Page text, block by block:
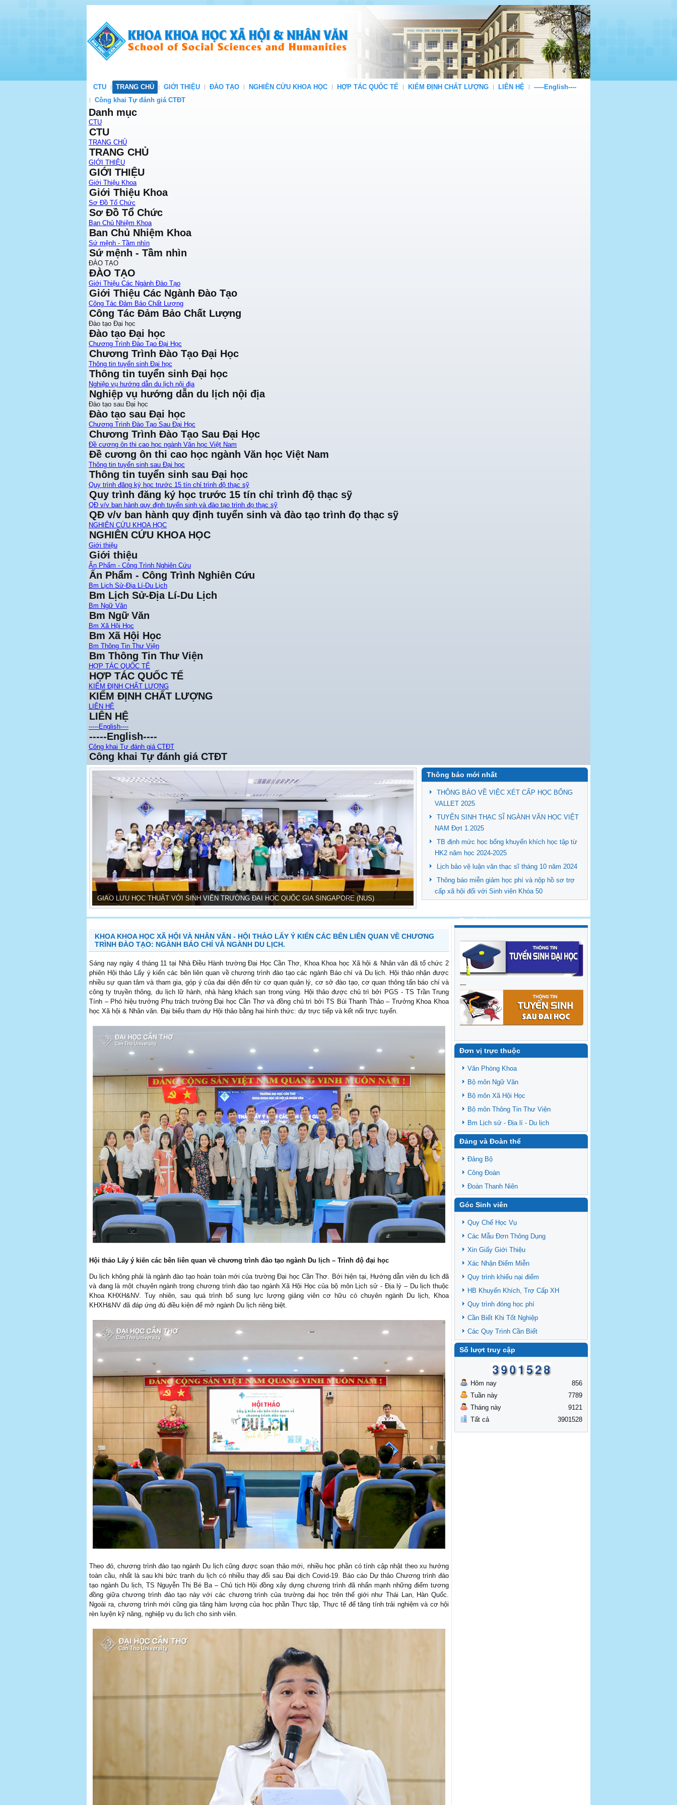
CTU TRANG CHỦ GIỚI THIỆU ĐÀO TẠO NGHIÊN CỨU KHOA HỌC HỢP TÁC QUỐC TẾ KIỂM ĐỊNH CHẤT LƯỢNG LIÊN HỆ
-----English----
Công khai Tự đánh giá CTĐT
Danh mục
CTU
CTU
TRANG CHỦ
TRANG CHỦ
GIỚI THIỆU
GIỚI THIỆU
Giới Thiệu Khoa
Giới Thiệu Khoa
Sơ Đồ Tổ Chức
Sơ Đồ Tổ Chức
Ban Chủ Nhiệm Khoa
Ban Chủ Nhiệm Khoa
Sứ mệnh - Tầm nhìn
Sứ mệnh - Tầm nhìn
ĐÀO TẠO
ĐÀO TẠO
Giới Thiệu Các Ngành Đào Tạo
Giới Thiệu Các Ngành Đào Tạo
Công Tác Đảm Bảo Chất Lượng
Công Tác Đảm Bảo Chất Lượng
Đào tạo Đại học
Đào tạo Đại học
Chương Trình Đào Tạo Đại Học
Chương Trình Đào Tạo Đại Học
Thông tin tuyển sinh Đại học
Thông tin tuyển sinh Đại học
Nghiệp vụ hướng dẫn du lịch nội địa
Nghiệp vụ hướng dẫn du lịch nội địa
Đào tạo sau Đại học
Đào tạo sau Đại học
Chương Trình Đào Tạo Sau Đại Học
Chương Trình Đào Tạo Sau Đại Học
Đề cương ôn thi cao học ngành Văn học Việt Nam
Đề cương ôn thi cao học ngành Văn học Việt Nam
Thông tin tuyển sinh sau Đại học
Thông tin tuyển sinh sau Đại học
Quy trình đăng ký học trước 15 tín chỉ trình độ thạc sỹ
Quy trình đăng ký học trước 15 tín chỉ trình độ thạc sỹ
QĐ v/v ban hành quy định tuyển sinh và đào tạo trình đọ thạc sỹ
QĐ v/v ban hành quy định tuyển sinh và đào tạo trình đọ thạc sỹ
NGHIÊN CỨU KHOA HỌC
NGHIÊN CỨU KHOA HỌC
Giới thiệu
Giới thiệu
Ấn Phẩm - Công Trình Nghiên Cứu
Ấn Phẩm - Công Trình Nghiên Cứu
Bm Lịch Sử-Địa Lí-Du Lịch
Bm Lịch Sử-Địa Lí-Du Lịch
Bm Ngữ Văn
Bm Ngữ Văn
Bm Xã Hội Học
Bm Xã Hội Học
Bm Thông Tin Thư Viện
Bm Thông Tin Thư Viện
HỢP TÁC QUỐC TẾ
HỢP TÁC QUỐC TẾ
KIỂM ĐỊNH CHẤT LƯỢNG
KIỂM ĐỊNH CHẤT LƯỢNG
LIÊN HỆ
LIÊN HỆ
-----English----
-----English----
Công khai Tự đánh giá CTĐT
Công khai Tự đánh giá CTĐT
GIAO LƯU HỌC THUẬT VỚI SINH VIÊN TRƯỜNG ĐẠI HỌC QUỐC GIA SINGAPORE (NUS)
Thông báo mới nhất
THÔNG BÁO VỀ VIỆC XÉT CẤP HỌC BỔNG
VALLET 2025
TUYỂN SINH THẠC SĨ NGÀNH VĂN HỌC VIỆT
NAM Đợt 1.2025
TB định mức học bổng khuyến khích học tập từ
HK2 năm học 2024-2025
Lịch bảo vệ luận văn thạc sĩ tháng 10 năm 2024
Thông báo miễn giảm học phí và nộp hồ sơ trợ
cấp xã hội đối với Sinh viên Khóa 50
KHOA KHOA HỌC XÃ HỘI VÀ NHÂN VĂN - HỘI THẢO LẤY Ý KIẾN CÁC BÊN LIÊN QUAN VỀ CHƯƠNG
TRÌNH ĐÀO TẠO: NGÀNH BÁO CHÍ VÀ NGÀNH DU LỊCH.
Sáng nay ngày 4 tháng 11 tại Nhà Điều Hành trường Đại Học Cần Thơ, Khoa Khoa học Xã hội & Nhân văn đã tổ chức 2
phiên Hội thảo Lấy ý kiến các bên liên quan về chương trình đào tạo các ngành Báo chí và Du lịch. Hội thảo nhận được
nhiều sự quan tâm và tham gia, góp ý của đại diện đến từ cơ quan quản lý, cơ sở đào tạo, cơ quan thông tấn báo chí và
công ty truyền thông, du lịch lữ hành, nhà hàng khách sạn trong vùng. Hội thảo được chủ trì bởi PGS - TS Trần Trung
Tính – Phó hiệu trưởng Phụ trách trường Đại học Cần Thơ và đồng chủ trì bởi TS Bùi Thanh Thảo – Trưởng Khoa Khoa
học Xã hội & Nhân văn. Đại biểu tham dự Hội thảo bằng hai hình thức: dự trực tiếp và kết nối trực tuyến.
Hội thảo Lấy ý kiến các bên liên quan về chương trình đào tạo ngành Du lịch – Trình độ đại học
Du lịch không phải là ngành đào tạo hoàn toàn mới của trường Đại học Cần Thơ. Bởi hiện tại, Hướng dẫn viên du lịch đã
và đang là một chuyên ngành trong chương trình đào tạo ngành Xã Hội Học của bộ môn Lịch sử - Địa lý – Du lịch thuộc
Khoa KHXH&NV. Tuy nhiên, sau quá trình bổ sung lực lượng giảng viên cơ hữu có chuyên ngành Du lịch, Khoa
KHXH&NV đã đáp ứng đủ điều kiện để mở ngành Du lịch riêng biệt.
Theo đó, chương trình đào tạo ngành Du lịch cũng được soạn thảo mới, nhiều học phần có tính cập nhật theo xu hướng
toàn cầu, nhất là sau khi bức tranh du lịch có nhiều thay đổi sau Đại dịch Covid-19. Báo cáo Dự thảo Chương trình đào
tạo ngành Du lịch, TS Nguyễn Thị Bé Ba – Chủ tịch Hội đồng xây dựng chương trình đã nhấn mạnh những điểm tương
đồng giữa chương trình đào tạo này với các chương trình của trường đại học trên thế giới như Thái Lan, Hàn Quốc.
Ngoài ra, chương trình mới cũng gia tăng hàm lượng của học phần Thực tập, Thực tế để tăng tính trải nghiệm và cơ hội
rèn luyện kỹ năng, nghiệp vụ du lịch cho sinh viên.
Tuyển sinh
---
Đơn vị trực thuộc
Văn Phòng Khoa
Bộ môn Ngữ Văn
Bộ môn Xã Hội Học
Bộ môn Thông Tin Thư Viện
Bm Lịch sử - Địa lí - Du lịch
Đảng và Đoàn thể
Đảng Bộ
Công Đoàn
Đoàn Thanh Niên
Góc Sinh viên
Quy Chế Học Vụ
Các Mẫu Đơn Thông Dụng
Xin Giấy Giới Thiệu
Xác Nhận Điểm Miễn
Quy trình khiếu nại điểm
HB Khuyến Khích, Trợ Cấp XH
Quy trình đóng học phí
Cần Biết Khi Tốt Nghiệp
Các Quy Trình Cần Biết
Số lượt truy cập
Hôm nay
Tuần này
Tháng này
Tất cả
856
7789
9121
3901528